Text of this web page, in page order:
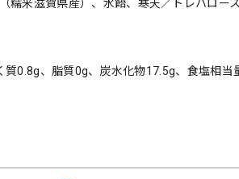
糯米滋賀県産）、水飴、寒天／トレハロース
質0.8g、脂質0g、炭水化物17.5g、食塩相